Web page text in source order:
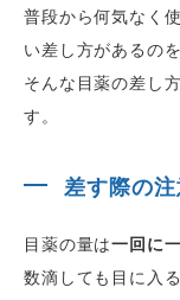
普段から何気なく
い差し方があるの
そんな目薬の差し
す。
差す際の注
目薬の量は一回に
数滴しても目に入